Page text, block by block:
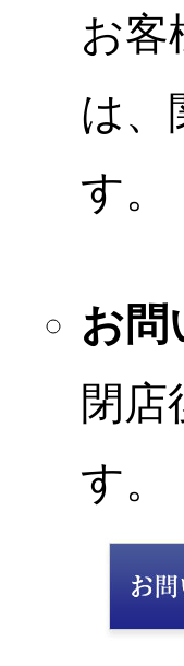
お客
は、
す。
お問
閉
す。